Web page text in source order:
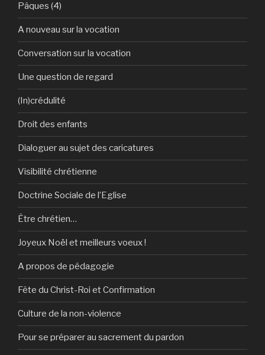
Pâques (4)
A nouveau sur la vocation
Conversation sur la vocation
Une question de regard
(In)crédulité
Droit des enfants
Dialoguer au sujet des caricatures
Visibilité chrétienne
Doctrine Sociale de l’Eglise
Être chrétien…
Joyeux Noël et meilleurs voeux !
A propos de pédagogie
Fête du Christ-Roi et Confirmation
Culture de la non-violence
Pour se préparer au sacrement du pardon